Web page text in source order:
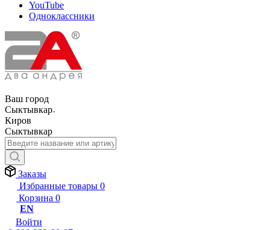
YouTube
Одноклассники
Ваш город
Сыктывкар
Киров
Сыктывкар
Заказы
Избранные товары 0
Корзина 0
EN
Войти